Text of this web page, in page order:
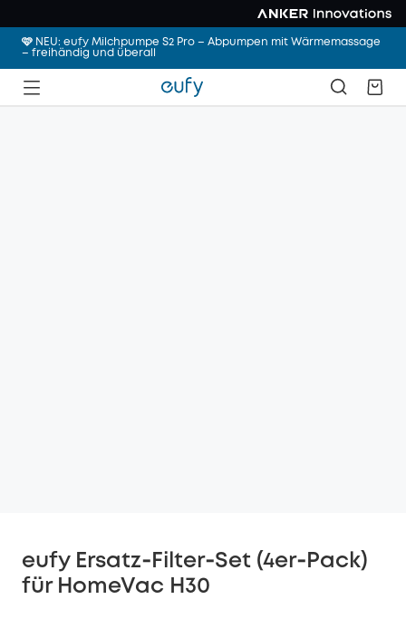
🩷 NEU: eufy Milchpumpe S2 Pro – Abpumpen mit Wärmemassage
– freihändig und überall
eufy Ersatz‑Filter‑Set (4er‑Pack)
für HomeVac H30